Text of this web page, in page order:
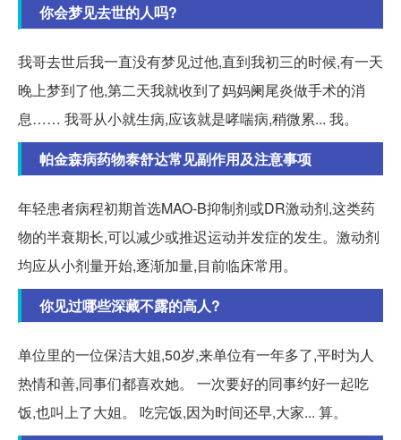
你会梦见去世的人吗?
我哥去世后我一直没有梦见过他,直到我初三的时候,有一天
晚上梦到了他,第二天我就收到了妈妈阑尾炎做手术的消
息…… 我哥从小就生病,应该就是哮喘病,稍微累... 我。
帕金森病药物泰舒达常见副作用及注意事项
年轻患者病程初期首选MAO-B抑制剂或DR激动剂,这类药
物的半衰期长,可以减少或推迟运动并发症的发生。激动剂
均应从小剂量开始,逐渐加量,目前临床常用。
你见过哪些深藏不露的高人?
单位里的一位保洁大姐,50岁,来单位有一年多了,平时为人
热情和善,同事们都喜欢她。 一次要好的同事约好一起吃
饭,也叫上了大姐。 吃完饭,因为时间还早,大家... 算。